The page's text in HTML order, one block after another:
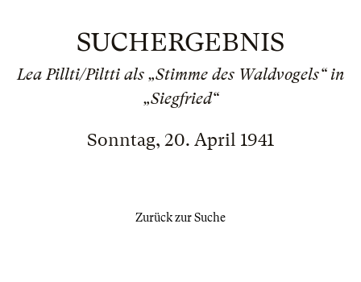
SUCHERGEBNIS
Lea Pillti/Piltti als „Stimme des Waldvogels“ in
„Siegfried“
Sonntag, 20. April 1941
Zurück zur Suche